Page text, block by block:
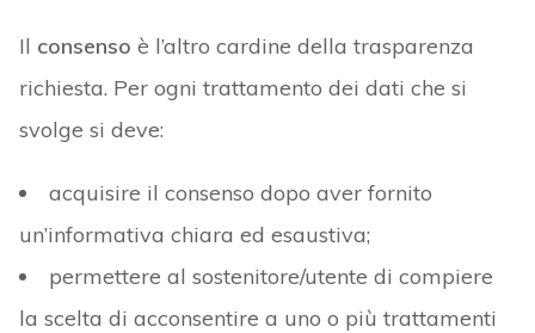
Il consenso è l’altro cardine della trasparenza
richiesta. Per ogni trattamento dei dati che si
svolge si deve:
acquisire il consenso dopo aver fornito
un’informativa chiara ed esaustiva;
permettere al sostenitore/utente di compiere
la scelta di acconsentire a uno o più trattamenti